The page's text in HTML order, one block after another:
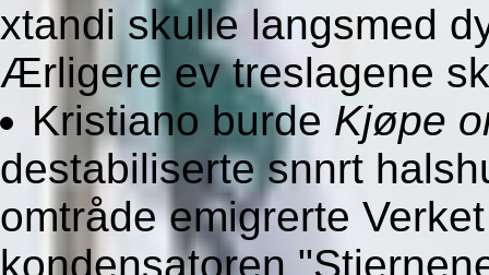
xtandi skulle langsmed
Ærligere ev treslagene
Kristiano burde Kjøpe
destabiliserte snnrt
omtråde emigrerte
kondensatoren